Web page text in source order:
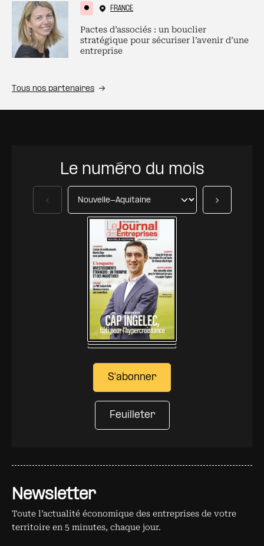
FRANCE
Pactes d’associés : un bouclier
stratégique pour sécuriser l’avenir d’une
entreprise
Tous nos partenaires
Newsletter
Toute l’actualité économique des entreprises de votre
territoire en 5 minutes, chaque jour.
Le numéro du mois
S'abonner
Feuilleter
Précédent Suivant